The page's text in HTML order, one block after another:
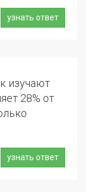
узнать ответ
изучают
28% от
узнать ответ